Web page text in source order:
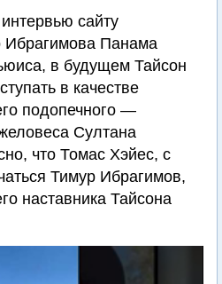
сайту
Ибрагимова Панама
в будущем Тайсон
в качестве
подопечного —
Султана
что Томас Хэйес, с
Тимур Ибрагимов,
наставника Тайсона